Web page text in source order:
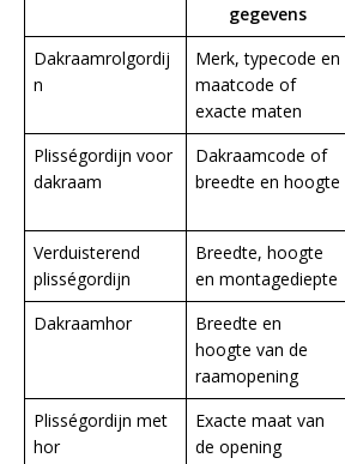
gegevens
Dakraamrolgordij
n
Merk, typecode en
maatcode of
exacte maten
Plisségordijn voor
dakraam
Dakraamcode of
breedte en hoogte
Verduisterend
plisségordijn
Breedte, hoogte
en montagediepte
Dakraamhor
Breedte en
hoogte van de
raamopening
Plisségordijn met
hor
Exacte maat van
de opening